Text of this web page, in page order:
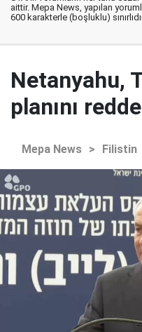
aittir. Mepa News, yapılan
600 karakterle (boşluklu)
Netanyahu,
planını
Mepa News > Filistin